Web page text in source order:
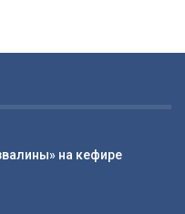
на кефире